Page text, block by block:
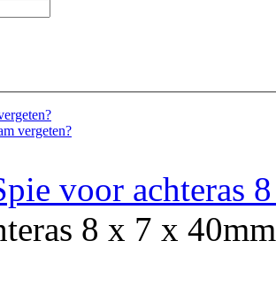
vergeten?
voor achteras
8 x 7 x 40mm